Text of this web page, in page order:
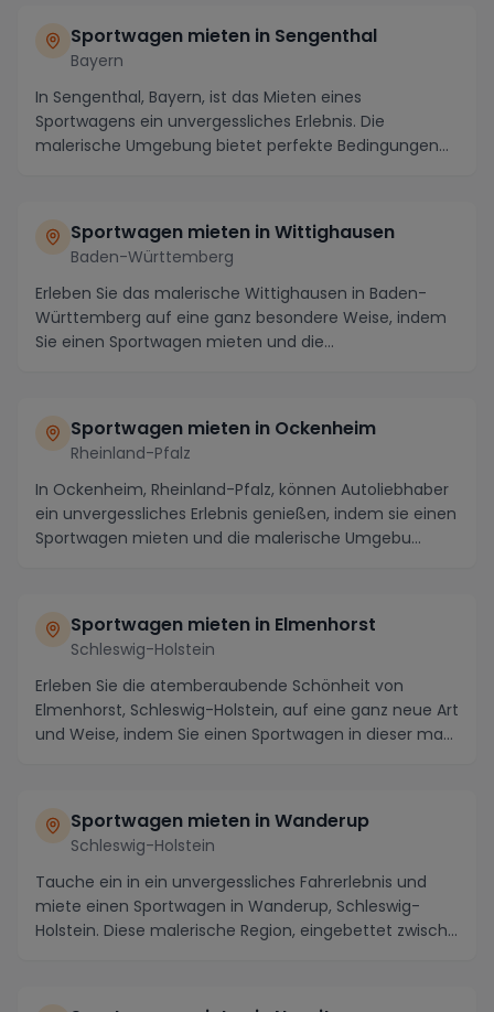
Sportwagen mieten in Sengenthal
Bayern
In Sengenthal, Bayern, ist das Mieten eines
Sportwagens ein unvergessliches Erlebnis. Die
malerische Umgebung bietet perfekte Bedingungen
Sportwagen mieten in Wittighausen
Baden-Württemberg
Erleben Sie das malerische Wittighausen in Baden-
Württemberg auf eine ganz besondere Weise, indem
Sie einen Sportwagen mieten und die
Sportwagen mieten in Ockenheim
Rheinland-Pfalz
In Ockenheim, Rheinland-Pfalz, können Autoliebhaber
ein unvergessliches Erlebnis genießen, indem sie einen
Sportwagen mieten und die malerische Umgebu...
Sportwagen mieten in Elmenhorst
Schleswig-Holstein
Erleben Sie die atemberaubende Schönheit von
Elmenhorst, Schleswig-Holstein, auf eine ganz neue Art
und Weise, indem Sie einen Sportwagen in dieser ma...
Sportwagen mieten in Wanderup
Schleswig-Holstein
Tauche ein in ein unvergessliches Fahrerlebnis und
miete einen Sportwagen in Wanderup, Schleswig-
Holstein. Diese malerische Region, eingebettet zwisch...